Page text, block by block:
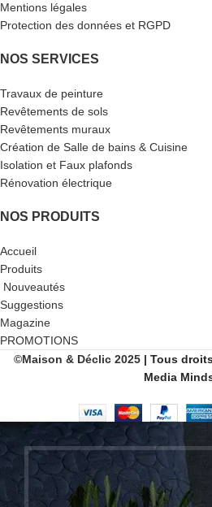
Mentions légales
Protection des données et RGPD
NOS SERVICES
Travaux de peinture
Revêtements de sols
Revêtements muraux
Création de Salle de bains & Cuisine
Isolation et Faux plafonds
Rénovation électrique
NOS PRODUITS
Accueil
Produits
Nouveautés
Suggestions
Magazine
PROMOTIONS
©Maison & Déclic 2025 | Tous
Media